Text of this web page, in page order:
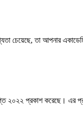
চেয়েছে, তা আপনার
২০২২ প্রকাশ করেছে। এর